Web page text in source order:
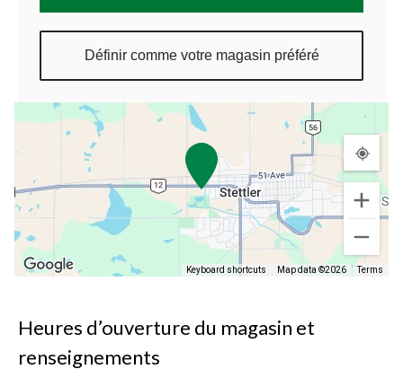
Définir comme votre magasin préféré
Keyboard shortcuts Map data ©2026 Terms
Heures d’ouverture du magasin et
renseignements